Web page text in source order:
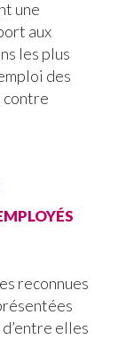
une
aux
les plus
des
contre
reconnues
d’entre elles